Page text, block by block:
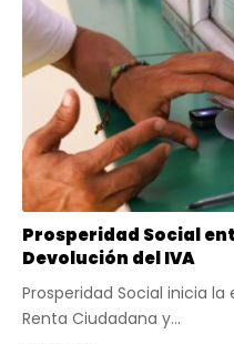
Prosperidad Social
Devolución del IVA
Prosperidad Social inicia
Renta Ciudadana y…